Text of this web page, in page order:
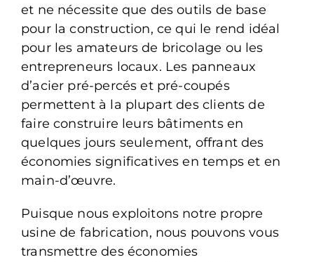
et ne nécessite que des outils de base
pour la construction, ce qui le rend idéal
pour les amateurs de bricolage ou les
entrepreneurs locaux. Les panneaux
d’acier pré-percés et pré-coupés
permettent à la plupart des clients de
faire construire leurs bâtiments en
quelques jours seulement, offrant des
économies significatives en temps et en
main-d’œuvre.
Puisque nous exploitons notre propre
usine de fabrication, nous pouvons vous
transmettre des économies